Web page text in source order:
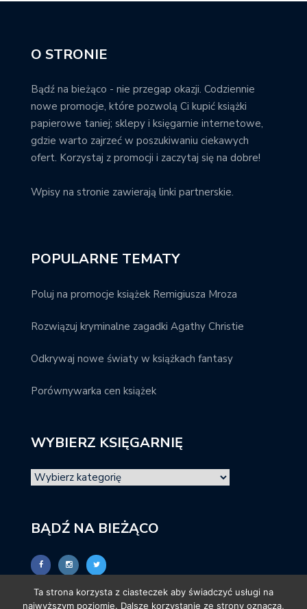
O STRONIE
Bądź na bieżąco - nie przegap okazji. Codziennie
nowe promocje, które pozwolą Ci kupić książki
papierowe taniej; sklepy i księgarnie internetowe,
gdzie warto zajrzeć w poszukiwaniu ciekawych
ofert. Korzystaj z promocji i zaczytaj się na dobre!
Wpisy na stronie zawierają linki partnerskie.
POPULARNE TEMATY
Poluj na promocje książek Remigiusza Mroza
Rozwiązuj kryminalne zagadki Agathy Christie
Odkrywaj nowe światy w książkach fantasy
Porównywarka cen książek
WYBIERZ KSIĘGARNIĘ
BĄDŹ NA BIEŻĄCO
Ta strona korzysta z ciasteczek aby świadczyć usługi na
najwyższym poziomie. Dalsze korzystanie ze strony oznacza,